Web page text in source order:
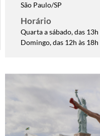
São Paulo/SP
Horário
Quarta a sábado, das 13h
Domingo, das 12h às 18h